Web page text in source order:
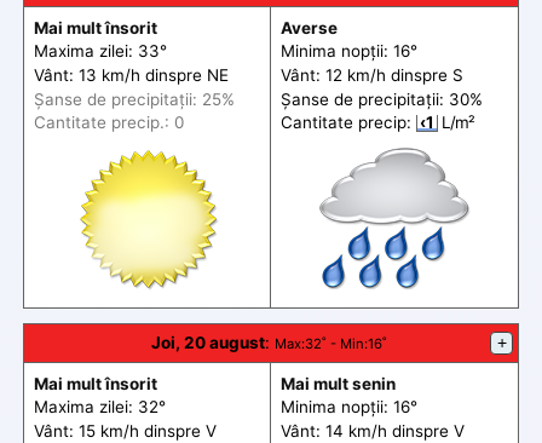
Mai mult însorit
Maxima zilei: 33°
Vânt: 13 km/h dinspre NE
Șanse de precipitații: 25%
Cantitate precip.: 0
Averse
Minima nopții: 16°
Vânt: 12 km/h dinspre S
Șanse de precipitații: 30%
Cantitate precip: ‹1 L/m²
Joi, 20 august: Max:32˚ - Min:16˚ +
Mai mult însorit
Maxima zilei: 32°
Vânt: 15 km/h dinspre V
Mai mult senin
Minima nopții: 16°
Vânt: 14 km/h dinspre V